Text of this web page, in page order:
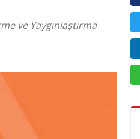
ve Yaygınlaştırma